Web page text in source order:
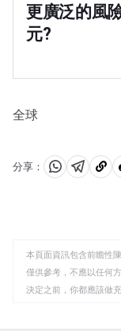
高債券收益率，
振紐元。相反，
異，即新西蘭的
能影響新西蘭元
和高信心的強勁
投資，並可能鼓
更廣泛的風
元?
者認為更廣泛的
貨幣」帶來更有
定時，紐元往往
全球
分享：
分 分 複
板
本頁面資訊包含前瞻性
僅供參考，不應以任何
決定之前，你都應該做